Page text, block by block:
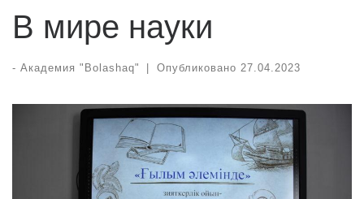
В мире науки
- Академия "Bolashaq" | Опубликовано 27.04.2023